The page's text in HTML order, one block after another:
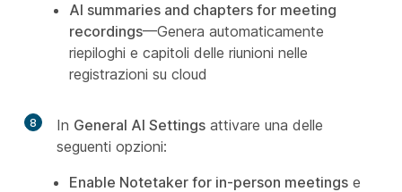
AI summaries and chapters for meeting
recordings—Genera automaticamente
riepiloghi e capitoli delle riunioni nelle
registrazioni su cloud
8 In General AI Settings attivare una delle
seguenti opzioni:
Enable Notetaker for in-person meetings e